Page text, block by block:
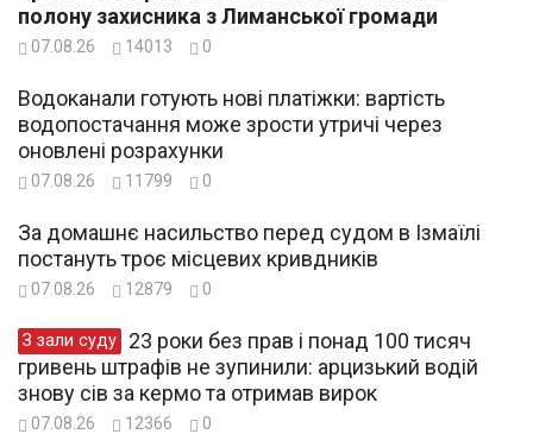
полону захисника з Лиманської громади
07.08.26 14013 0
Водоканали готують нові платіжки: вартість
водопостачання може зрости утричі через
оновлені розрахунки
07.08.26 11799 0
За домашнє насильство перед судом в Ізмаїлі
постануть троє місцевих кривдників
07.08.26 12879 0
З зали суду
гривень штрафів не зупинили: арцизький водій
знову сів за кермо та отримав вирок
07.08.26 12366 0